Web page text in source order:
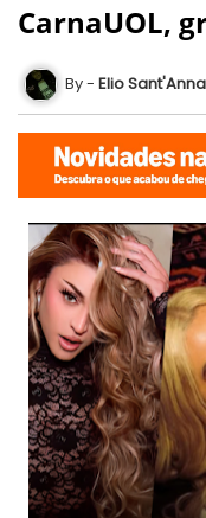
CarnaUOL,
Elio Sant'Anna